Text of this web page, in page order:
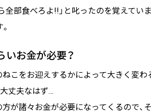
全部食べろよ!!」と叱ったのを覚えてい
いお金が必要？
こをお迎えするかによって大きく変わ
丈夫なはず…
が諸々お金が必要になってくるので、